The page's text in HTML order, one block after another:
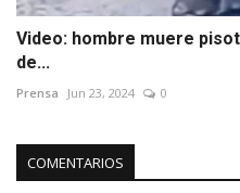
Video: hombre muere
de...
Prensa Jun 23, 2024 0
COMENTARIOS